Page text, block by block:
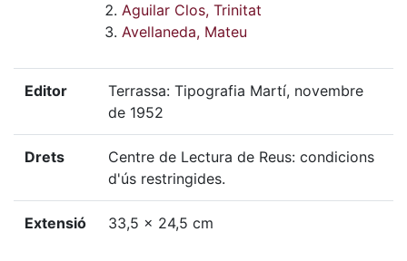
Aguilar Clos, Trinitat
Avellaneda, Mateu
Editor
Terrassa: Tipografia Martí, novembre
de 1952
Drets
Centre de Lectura de Reus: condicions
d'ús restringides.
Extensió 33,5 x 24,5 cm